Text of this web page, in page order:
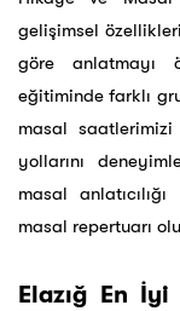
gelişimsel
göre anlatmayı
eğitiminde farklı
masal
yollarını
masal
masal repertuarı
Elazığ En İyi